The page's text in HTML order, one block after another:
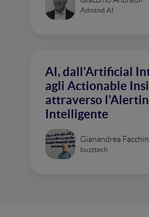
Admind.AI
AI, dall'Artificial
agli Actionable
attraverso
Intelligente
Gianandrea
buzztech